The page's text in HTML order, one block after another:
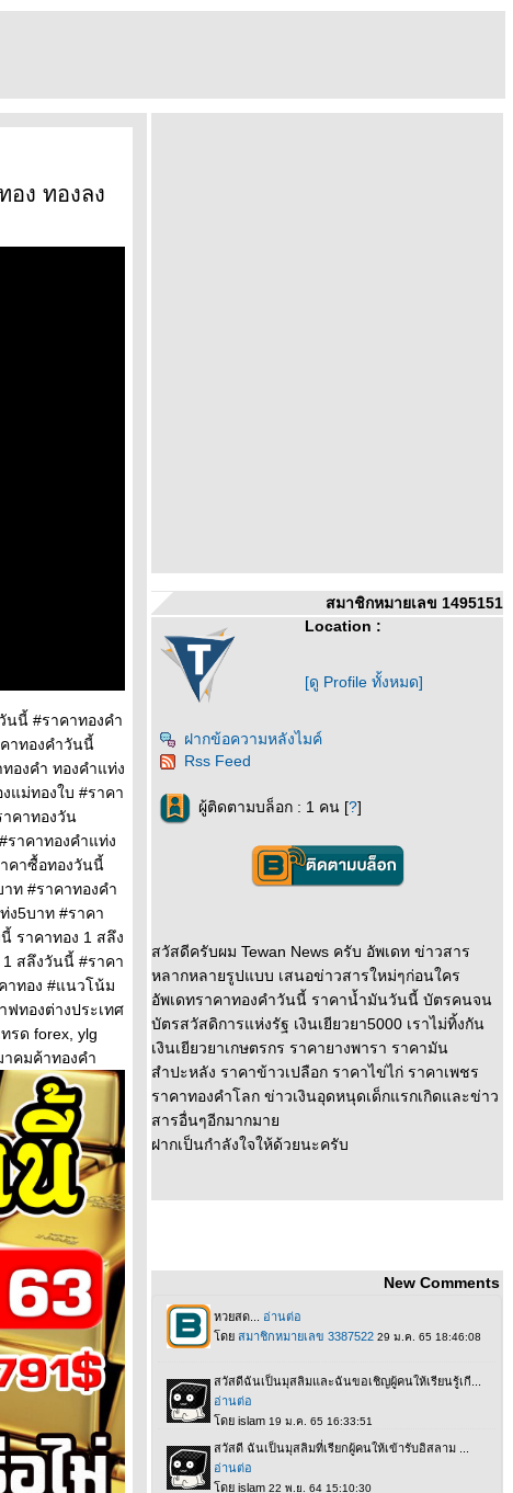
อง ทองลง
นนี้ #ราคาทองคำ
าทองคำวันนี้
องคำ ทองคำแท่ง
แม่ทองใบ #ราคา
คาทองวัน
ราคาทองคําแท่ง
คาซื้อทองวันนี้
ท #ราคาทองคำ
ง5บาท #ราคา
ราคาทอง 1 สลึง
1 สลึงวันนี้ #ราคา
าทอง #แนวโน้ม
ฟทองต่างประเทศ
รด forex, ylg
าคมค้าทองคำ
สมาชิกหมายเลข 1495151
Location :
[ดู Profile ทั้งหมด]
ฝากข้อความหลังไมค์
Rss Feed
ผู้ติดตามบล็อก : 1 คน [?]
สวัสดีครับผม Tewan News ครับ อัพเดท ข่าวสาร
หลากหลายรูปแบบ เสนอข่าวสารใหม่ๆก่อนใคร
อัพเดทราคาทองคำวันนี้ ราคาน้ำมันวันนี้ บัตรคนจน
บัตรสวัสดิการแห่งรัฐ เงินเยียวยา5000 เราไม่ทิ้งกัน
เงินเยียวยาเกษตรกร ราคายางพารา ราคามัน
สำปะหลัง ราคาข้าวเปลือก ราคาไข่ไก่ ราคาเพชร
ราคาทองคำโลก ข่าวเงินอุดหนุดเด็กแรกเกิดและข่าว
สารอื่นๆอีกมากมา
ฝากเป็นกำลังใจให้ด้วยนะครับ
New Comments